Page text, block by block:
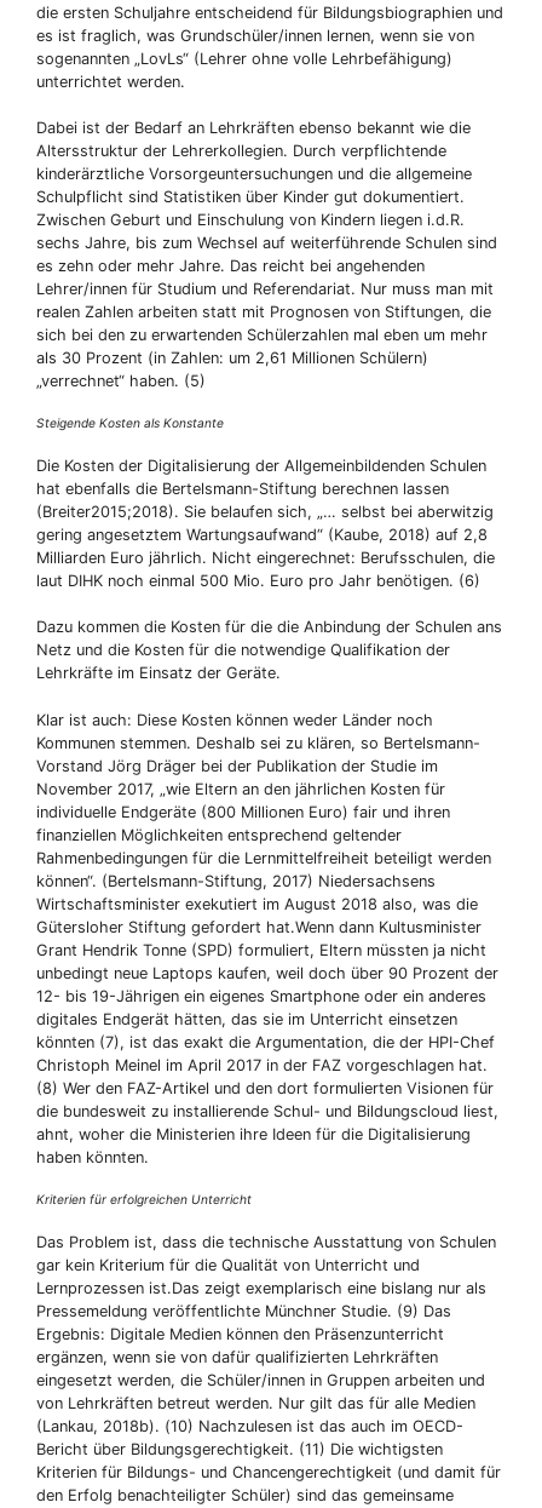
die ersten Schuljahre entscheidend für Bildungsbiographien und
es ist fraglich, was Grundschüler/innen lernen, wenn sie von
sogenannten „LovLs“ (Lehrer ohne volle Lehrbefähigung)
unterrichtet werden.
Dabei ist der Bedarf an Lehrkräften ebenso bekannt wie die
Altersstruktur der Lehrerkollegien. Durch verpflichtende
kinderärztliche Vorsorgeuntersuchungen und die allgemeine
Schulpflicht sind Statistiken über Kinder gut dokumentiert.
Zwischen Geburt und Einschulung von Kindern liegen i.d.R.
sechs Jahre, bis zum Wechsel auf weiterführende Schulen sind
es zehn oder mehr Jahre. Das reicht bei angehenden
Lehrer/innen für Studium und Referendariat. Nur muss man mit
realen Zahlen arbeiten statt mit Prognosen von Stiftungen, die
sich bei den zu erwartenden Schülerzahlen mal eben um mehr
als 30 Prozent (in Zahlen: um 2,61 Millionen Schülern)
„verrechnet“ haben. (5)
Steigende Kosten als Konstante
Die Kosten der Digitalisierung der Allgemeinbildenden Schulen
hat ebenfalls die Bertelsmann-Stiftung berechnen lassen
(Breiter2015;2018). Sie belaufen sich, „… selbst bei aberwitzig
gering angesetztem Wartungsaufwand“ (Kaube, 2018) auf 2,8
Milliarden Euro jährlich. Nicht eingerechnet: Berufsschulen, die
laut DIHK noch einmal 500 Mio. Euro pro Jahr benötigen. (6)
Dazu kommen die Kosten für die die Anbindung der Schulen ans
Netz und die Kosten für die notwendige Qualifikation der
Lehrkräfte im Einsatz der Geräte.
Klar ist auch: Diese Kosten können weder Länder noch
Kommunen stemmen. Deshalb sei zu klären, so Bertelsmann-
Vorstand Jörg Dräger bei der Publikation der Studie im
November 2017, „wie Eltern an den jährlichen Kosten für
individuelle Endgeräte (800 Millionen Euro) fair und ihren
finanziellen Möglichkeiten entsprechend geltender
Rahmenbedingungen für die Lernmittelfreiheit beteiligt werden
können“. (Bertelsmann-Stiftung, 2017) Niedersachsens
Wirtschaftsminister exekutiert im August 2018 also, was die
Gütersloher Stiftung gefordert hat.Wenn dann Kultusminister
Grant Hendrik Tonne (SPD) formuliert, Eltern müssten ja nicht
unbedingt neue Laptops kaufen, weil doch über 90 Prozent der
12- bis 19-Jährigen ein eigenes Smartphone oder ein anderes
digitales Endgerät hätten, das sie im Unterricht einsetzen
könnten (7), ist das exakt die Argumentation, die der HPI-Chef
Christoph Meinel im April 2017 in der FAZ vorgeschlagen hat.
(8) Wer den FAZ-Artikel und den dort formulierten Visionen für
die bundesweit zu installierende Schul- und Bildungscloud liest,
ahnt, woher die Ministerien ihre Ideen für die Digitalisierung
haben könnten.
Kriterien für erfolgreichen Unterricht
Das Problem ist, dass die technische Ausstattung von Schulen
gar kein Kriterium für die Qualität von Unterricht und
Lernprozessen ist.Das zeigt exemplarisch eine bislang nur als
Pressemeldung veröffentlichte Münchner Studie. (9) Das
Ergebnis: Digitale Medien können den Präsenzunterricht
ergänzen, wenn sie von dafür qualifizierten Lehrkräften
eingesetzt werden, die Schüler/­innen in Gruppen arbeiten und
von Lehrkräften betreut werden. Nur gilt das für alle Medien
(Lankau, 2018b). (10) Nachzulesen ist das auch im OECD-
Bericht über Bildungsgerechtigkeit. (11) Die wichtigsten
Kriterien für Bildungs- und Chancengerechtigkeit (und damit für
den Erfolg benachteiligter Schüler) sind das gemeinsame